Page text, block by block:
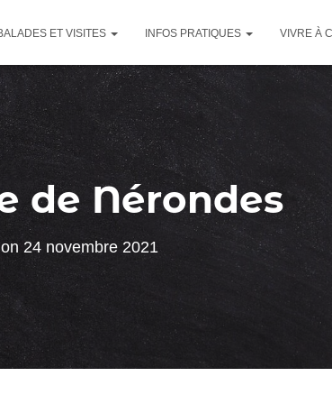
ET VISITES INFOS PRATIQUES VIVRE À
de Nérondes
on 24 novembre 2021